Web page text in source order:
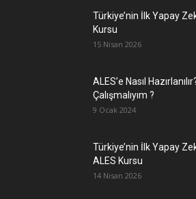
Türkiye’nin İlk Yapay
Kursu
15 Nisan 2026
ALES’e Nasıl
Çalışmalıyım ?
9 Ocak 2024
Türkiye’nin İlk Yapay
ALES Kursu
14 Nisan 2026